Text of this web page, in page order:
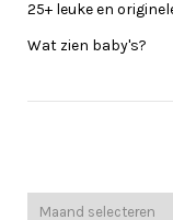
25+ leuke en
Wat zien baby's?